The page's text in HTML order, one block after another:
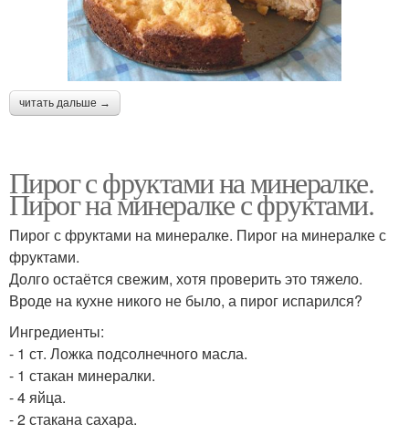
читать дальше →
Пирог с фруктами на минералке.
Пирог на минералке с фруктами.
Пирог с фруктами на минералке. Пирог на минералке с
фруктами.
Долго остаётся свежим, хотя проверить это тяжело.
Вроде на кухне никого не было, а пирог испарился?
Ингредиенты:
- 1 ст. Ложка подсолнечного масла.
- 1 стакан минералки.
- 4 яйца.
- 2 стакана сахара.